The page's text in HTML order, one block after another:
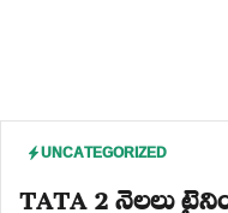
UNCATEGORIZED
TATA 2 నెలలు